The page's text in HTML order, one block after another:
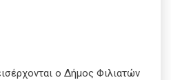
ο Δήμος Φιλιατών